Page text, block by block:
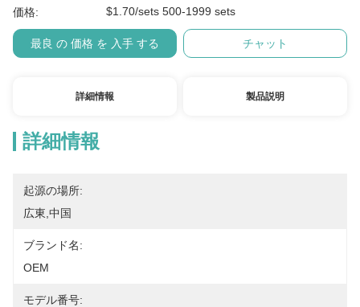
価格: $1.70/sets 500-1999 sets
最良 の 価格 を 入手 する チャット
詳細情報 製品説明
詳細情報
起源の場所:
広東,中国
ブランド名:
OEM
モデル番号: